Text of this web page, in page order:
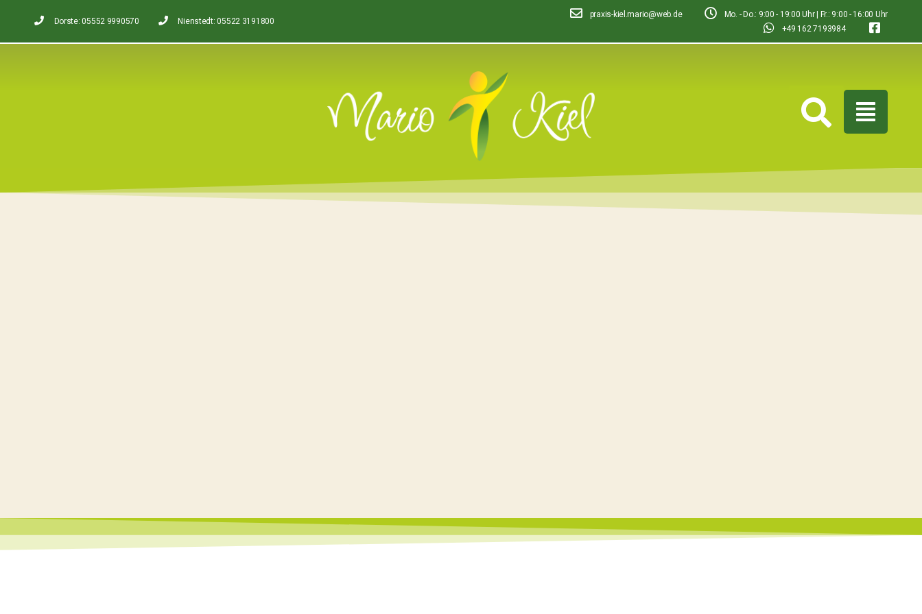
Dorste: 05552 9990570 Nienstedt: 05522 3191800
praxis-kiel.mario@web.de
Mo. - Do.: 9:00 - 19:00 Uhr | Fr.: 9:00 - 16:00 Uhr
+49 162 7193984